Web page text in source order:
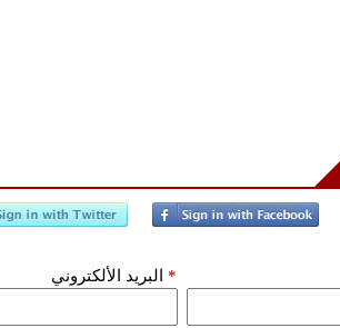
البريد الألكتروني *